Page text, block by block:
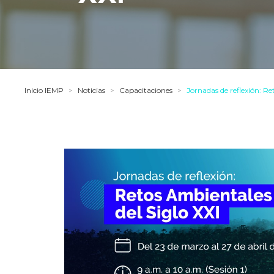
Inicio IEMP > Noticias > Capacitaciones > Jornadas de reflexión: